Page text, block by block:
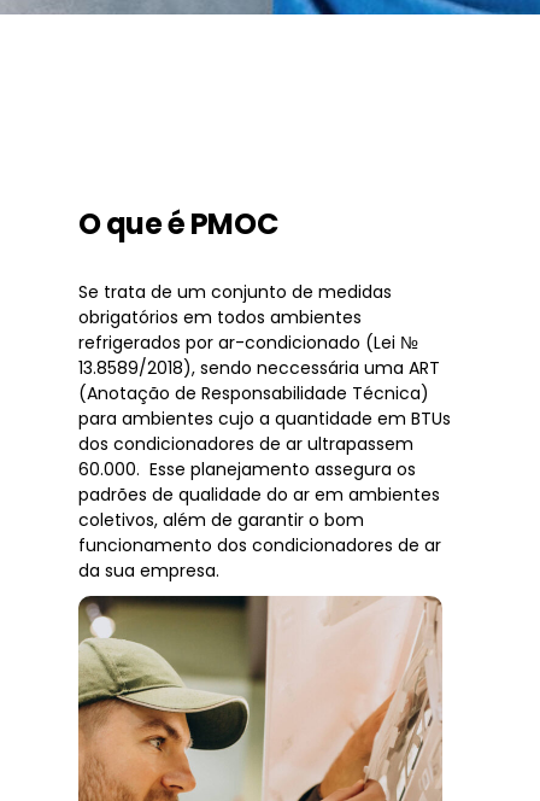
O que é PMOC
Se trata de um conjunto de medidas
obrigatórios em todos ambientes
refrigerados por ar-condicionado (Lei №
13.8589/2018), sendo neccessária uma ART
(Anotação de Responsabilidade Técnica)
para ambientes cujo a quantidade em BTUs
dos condicionadores de ar ultrapassem
60.000. Esse planejamento assegura os
padrões de qualidade do ar em ambientes
coletivos, além de garantir o bom
funcionamento dos condicionadores de ar
da sua empresa.